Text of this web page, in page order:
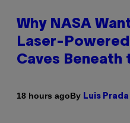
Why NASA
Laser-
Caves Beneath
18 hours agoBy Luis Prada